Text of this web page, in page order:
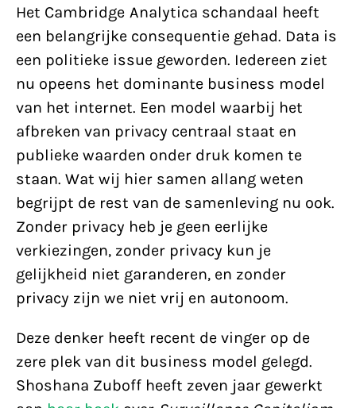
Het Cambridge Analytica schandaal heeft
een belangrijke consequentie gehad. Data is
een politieke issue geworden. Iedereen ziet
nu opeens het dominante business model
van het internet. Een model waarbij het
afbreken van privacy centraal staat en
publieke waarden onder druk komen te
staan. Wat wij hier samen allang weten
begrijpt de rest van de samenleving nu ook.
Zonder privacy heb je geen eerlijke
verkiezingen, zonder privacy kun je
gelijkheid niet garanderen, en zonder
privacy zijn we niet vrij en autonoom.
Deze denker heeft recent de vinger op de
zere plek van dit business model gelegd.
Shoshana Zuboff heeft zeven jaar gewerkt